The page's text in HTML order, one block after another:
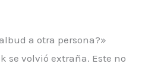
a otra persona?»
se volvió extraña. Este no